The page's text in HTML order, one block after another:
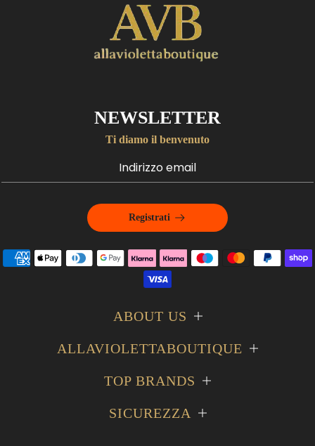
NEWSLETTER
Ti diamo il benvenuto
Registrati
ABOUT US
ALLAVIOLETTABOUTIQUE
TOP BRANDS
SICUREZZA